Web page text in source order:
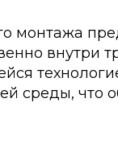
монтажа
внутри
среды, что